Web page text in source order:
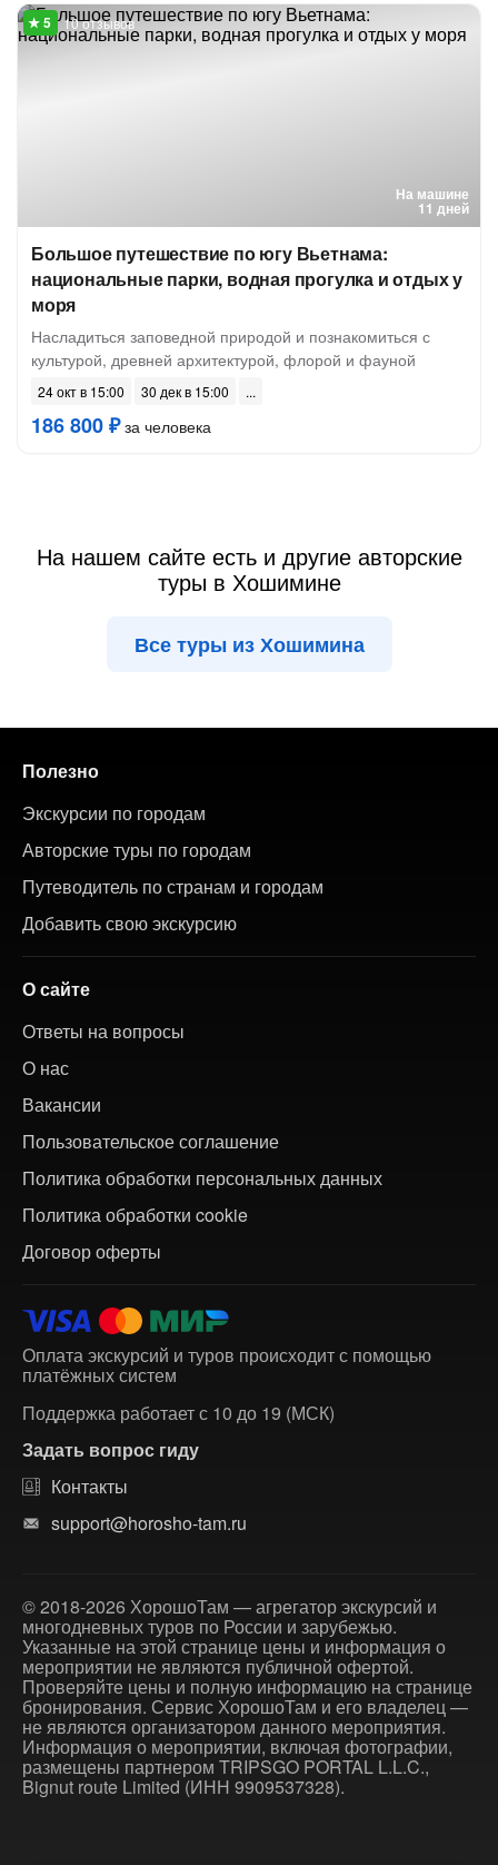
На машине
11 дней
10 отзывов
Большое путешествие по югу Вьетнама:
национальные парки, водная прогулка и отдых у
моря
Насладиться заповедной природой и познакомиться с
культурой, древней архитектурой, флорой и фауной
24 окт в 15:00 30 дек в 15:00
186 800 ₽за человека
На нашем сайте есть и другие авторские
туры в Хошимине
Все туры из Хошимина
Полезно
Экскурсии по городам
Авторские туры по городам
Путеводитель по странам и городам
Добавить свою экскурсию
О сайте
Ответы на вопросы
О нас
Вакансии
Пользовательское соглашение
Политика обработки персональных данных
Политика обработки cookie
Договор оферты
Оплата экскурсий и туров происходит с помощью
платёжных систем
Поддержка работает с 10 до 19 (МСК)
Задать вопрос гиду
Контакты
support@horosho-tam.ru
© 2018-2026 ХорошоТам — агрегатор экскурсий и
многодневных туров по России и зарубежью.
Указанные на этой странице цены и информация о
мероприятии не являются публичной офертой.
Проверяйте цены и полную информацию на странице
бронирования. Сервис ХорошоТам и его владелец —
не являются организатором данного мероприятия.
Информация о мероприятии, включая фотографии,
размещены партнером TRIPSGO PORTAL L.L.C.,
Bignut route Limited (ИНН 9909537328).